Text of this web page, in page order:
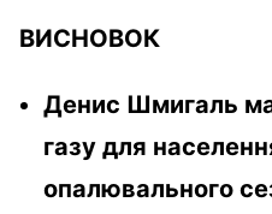
ВИСНОВОК
Денис Шмигаль
газу для
опалювального